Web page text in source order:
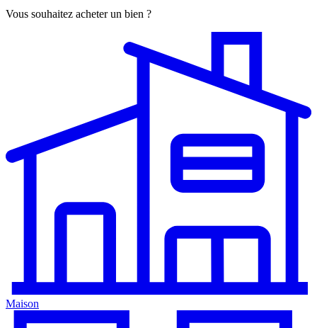
Vous souhaitez acheter un bien ?
Maison